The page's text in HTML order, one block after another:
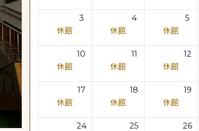
3
休館
4
休館
5
休館
10
休館
11
休館
12
休館
17
休館
18
休館
19
休館
24
25
26